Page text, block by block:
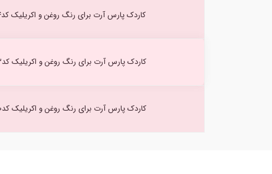
کاردک پارس آرت برای رنگ روغن و اکریلیک کد۴
کاردک پارس آرت برای رنگ روغن و اکریلیک کد۳
کاردک پارس آرت برای رنگ روغن و اکریلیک کد۱۰